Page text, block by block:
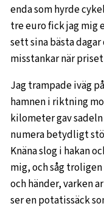
enda som hyrde
tre euro fick jag mig
sett sina bästa
misstankar när
Jag trampade iväg
hamnen i riktning
kilometer gav
numera betydligt
Knäna slog i hakan
mig, och såg
och händer, varken
ser en potatissäck